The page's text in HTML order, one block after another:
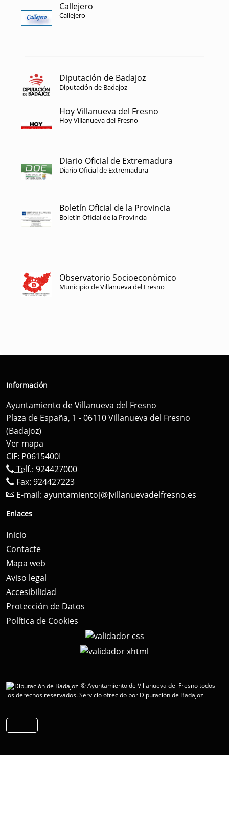
Callejero
Callejero
Diputación de Badajoz
Diputación de Badajoz
Hoy Villanueva del Fresno
Hoy Villanueva del Fresno
Diario Oficial de Extremadura
Diario Oficial de Extremadura
Boletín Oficial de la Provincia
Boletín Oficial de la Provincia
Observatorio Socioeconómico
Municipio de Villanueva del Fresno
Información
Ayuntamiento de Villanueva del Fresno
Plaza de España, 1 - 06110 Villanueva del Fresno
(Badajoz)
Ver mapa
CIF: P0615400I
Telf.: 924427000
Fax: 924427223
E-mail: ayuntamiento[@]villanuevadelfresno.es
Enlaces
Inicio
Contacte
Mapa web
Aviso legal
Accesibilidad
Protección de Datos
Política de Cookies
© Ayuntamiento de Villanueva del Fresno todos
los derechos reservados.Servicio ofrecido por Diputación de Badajoz